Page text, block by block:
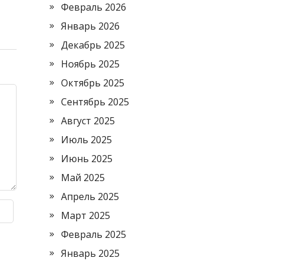
Февраль 2026
Январь 2026
Декабрь 2025
Ноябрь 2025
Октябрь 2025
Сентябрь 2025
Август 2025
Июль 2025
Июнь 2025
Май 2025
Апрель 2025
Март 2025
Февраль 2025
Январь 2025